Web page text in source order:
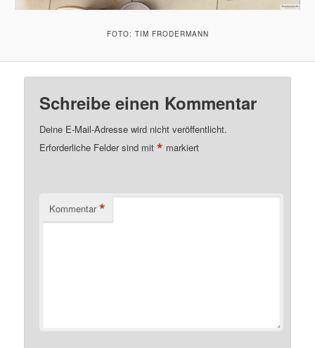
FOTO: TIM FRODERMANN
Schreibe einen Kommentar
Deine E-Mail-Adresse wird nicht veröffentlicht.
Erforderliche Felder sind mit* markiert
Kommentar *